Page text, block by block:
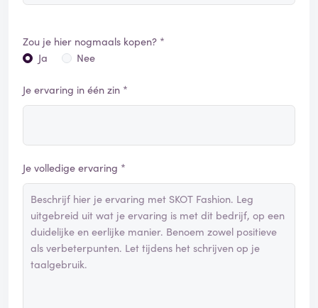
Zou je hier nogmaals kopen? *
Ja
Nee
Je ervaring in één zin *
Je volledige ervaring *